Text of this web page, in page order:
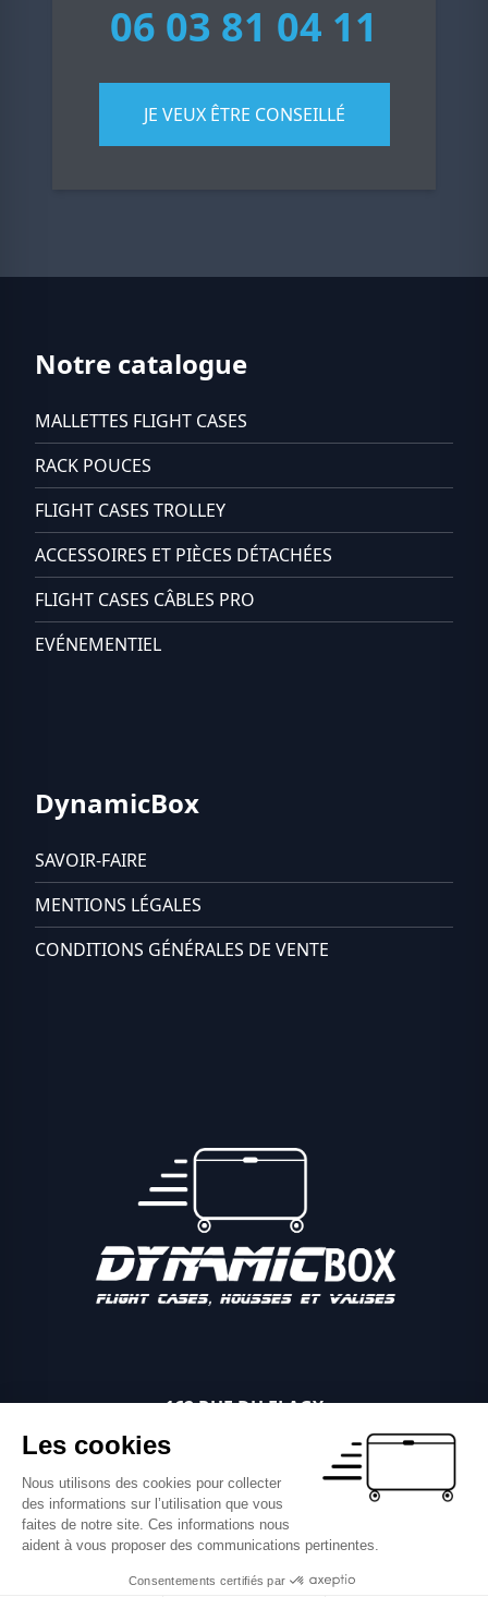
06 03 81 04 11
JE VEUX ÊTRE CONSEILLÉ
Notre catalogue
MALLETTES FLIGHT CASES
RACK POUCES
FLIGHT CASES TROLLEY
ACCESSOIRES ET PIÈCES DÉTACHÉES
FLIGHT CASES CÂBLES PRO
EVÉNEMENTIEL
DynamicBox
SAVOIR-FAIRE
MENTIONS LÉGALES
CONDITIONS GÉNÉRALES DE VENTE
162 RUE DU FLAGY
NOUS ÉCRIRE PAR MAIL
Les cookies
Nous utilisons des cookies pour collecter
des informations sur l’utilisation que vous
faites de notre site. Ces informations nous
aident à vous proposer des communications pertinentes.
Consentements certifiés par